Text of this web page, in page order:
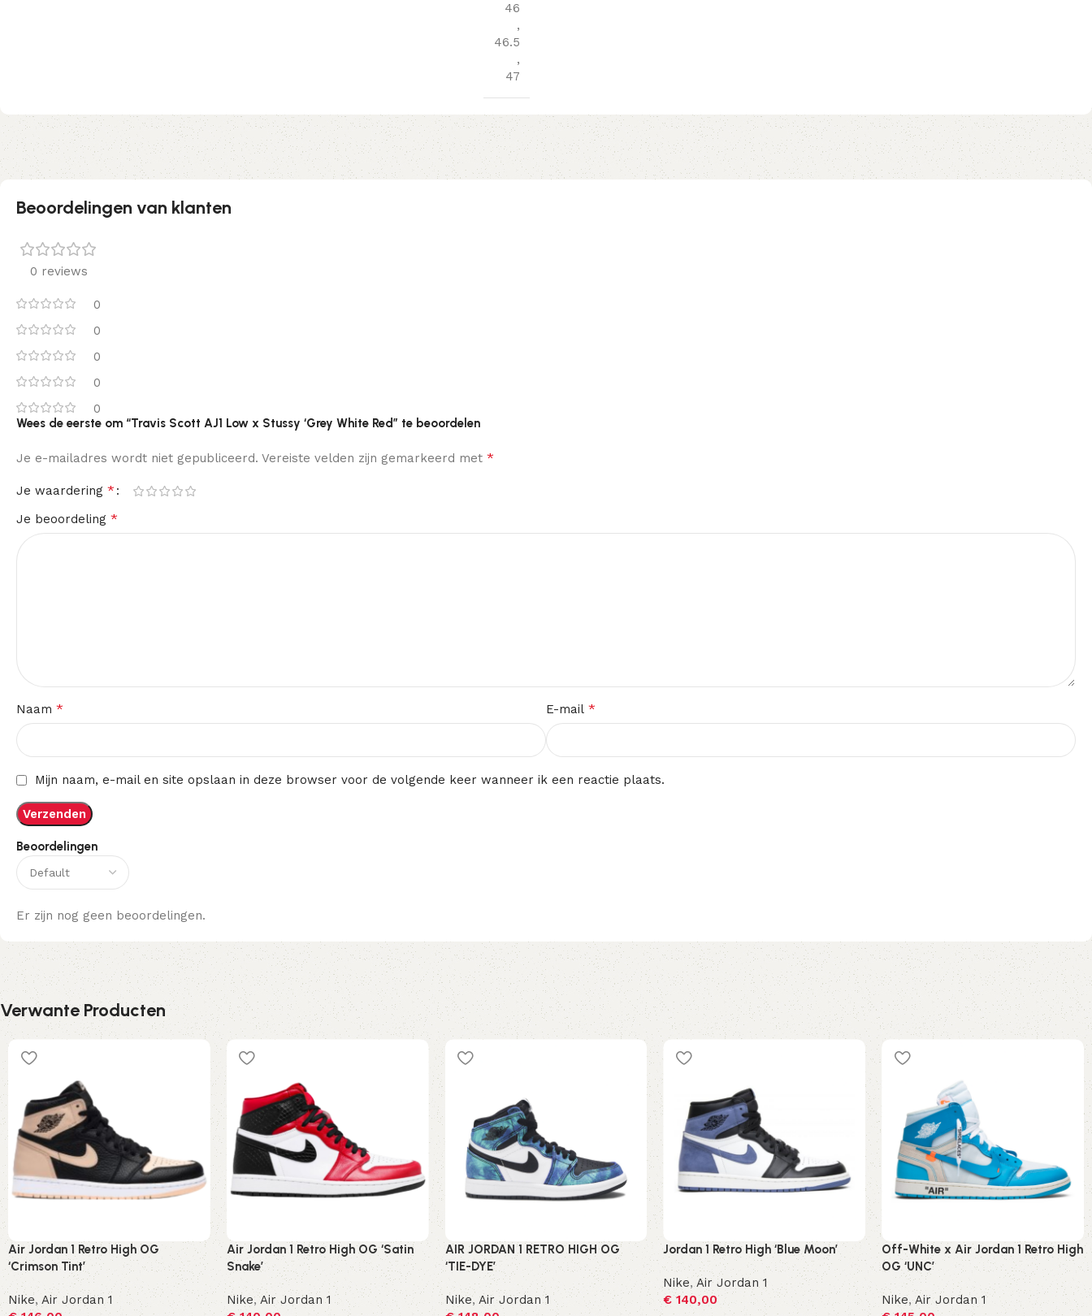
46
,
46.5
,
47
Beoordelingen van klanten
0 reviews
0
0
0
0
0
Beoordelingen
Er zijn nog geen beoordelingen.
Wees de eerste om “Travis Scott AJ1 Low x Stussy ‘Grey White Red” te beoordelen
Je e-mailadres wordt niet gepubliceerd. Vereiste velden zijn gemarkeerd met *
Je waardering *
Je beoordeling *
Naam * E-mail *
Mijn naam, e-mail en site opslaan in deze browser voor de volgende keer wanneer ik een reactie plaats.
Verwante Producten
Air Jordan 1 Retro High OG
‘Crimson Tint’
Nike, Air Jordan 1
Air Jordan 1 Retro High OG ‘Satin
Snake’
Nike,Air Jordan 1
AIR JORDAN 1 RETRO HIGH OG
‘TIE-DYE’
Nike, Air Jordan 1
Jordan 1 Retro High ‘Blue Moon’
Nike,Air Jordan 1
€140,00
Off-White x Air Jordan 1 Retro High
OG ‘UNC’
Nike,Air Jordan 1